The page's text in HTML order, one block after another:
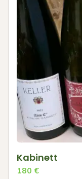
Kabinett
180 €